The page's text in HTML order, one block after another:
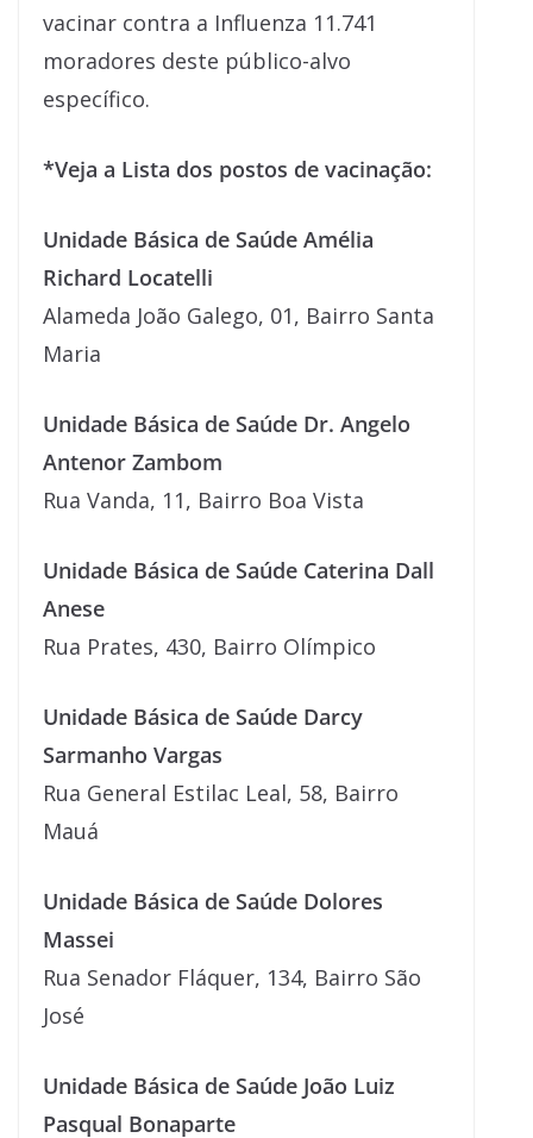
vacinar contra a Influenza 11.741
moradores deste público-alvo
específico.
*Veja a Lista dos postos de vacinação:
Unidade Básica de Saúde Amélia
Richard Locatelli
Alameda João Galego, 01, Bairro Santa
Maria
Unidade Básica de Saúde Dr. Angelo
Antenor Zambom
Rua Vanda, 11, Bairro Boa Vista
Unidade Básica de Saúde Caterina Dall
Anese
Rua Prates, 430, Bairro Olímpico
Unidade Básica de Saúde Darcy
Sarmanho Vargas
Rua General Estilac Leal, 58, Bairro
Mauá
Unidade Básica de Saúde Dolores
Massei
Rua Senador Fláquer, 134, Bairro São
José
Unidade Básica de Saúde João Luiz
Pasqual Bonaparte